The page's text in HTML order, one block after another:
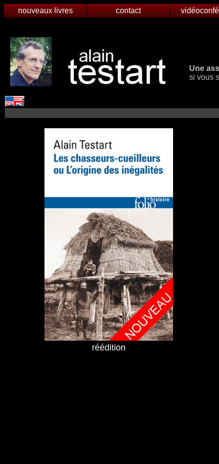
nouveaux livres contact
Une
si vous
réédition